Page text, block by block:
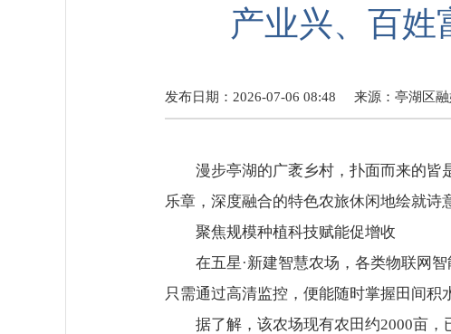
产业兴、百
发布日期：2026-07-06 08:48 来源： 亭湖区
漫步亭湖的广袤乡村，扑面而来的皆
乐章，深度融合的特色农旅休闲地绘就诗
聚焦规模种植科技赋能促增收
在五星·新建智慧农场，各类物联网
只需通过高清监控，便能随时掌握田间积
据了解，该农场现有农田约2000亩